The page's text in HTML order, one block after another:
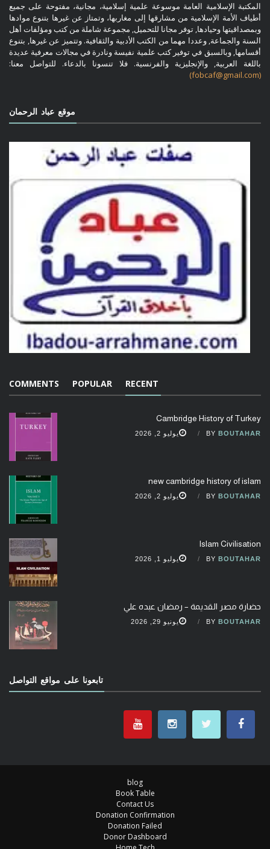
المكتبة الإسلامية العامة موسوعة علمية إسلامية، مجانية، مفتوحة على جميع
أطياف الأمة الإسلامية من مشارقها إلى مغاربها، وتمتاز عن غيرها بتنوع موادها
وبمصداقيتها وحيادها, توفر مجانا للتحميل, مجموعة شاملة من كتب ومؤلفات أهل
السنة والجماعة, وعددا مهما من الكتب الأدبية والثقافية. وتتميز عن غيرها, بتنوع
أقسامها, وبالسبق في توفير كتب علمية نفيسة ونادرة في مجالات معرفية عديدة
باللغة العربية, والإنجليزية والفرنسية. فلا تنسونا بالدعاء. للتواصل معنا:
(fobcaf@gmail.com)
موقع عباد الرحمان
RECENT
POPULAR
COMMENTS
Cambridge History of Turkey
BY BOUTAHAR يوليو 2, 2026
new cambridge history of islam
BY BOUTAHAR يوليو 2, 2026
Islam Civilisation
BY BOUTAHAR يوليو 1, 2026
حضارة مصر القديمة – رمضان عبده علي
BY BOUTAHAR يونيو 29, 2026
تابعونا على مواقع التواصل
blog
Book Table
Contact Us
Donation Confirmation
Donation Failed
Donor Dashboard